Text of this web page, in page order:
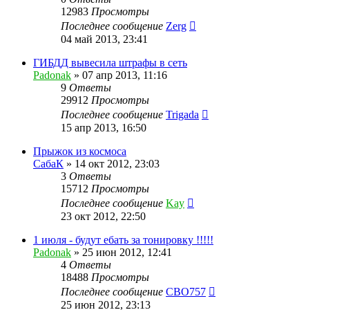
12983 Просмотры
Последнее сообщение Zerg
04 май 2013, 23:41
ГИБДД вывесила штрафы в сеть
Padonak » 07 апр 2013, 11:16
9 Ответы
29912 Просмотры
Последнее сообщение Trigada
15 апр 2013, 16:50
Прыжок из космоса
СабаК » 14 окт 2012, 23:03
3 Ответы
15712 Просмотры
Последнее сообщение Kay
23 окт 2012, 22:50
1 июля - будут ебать за тонировку !!!!!
Padonak » 25 июн 2012, 12:41
4 Ответы
18488 Просмотры
Последнее сообщение CBO757
25 июн 2012, 23:13